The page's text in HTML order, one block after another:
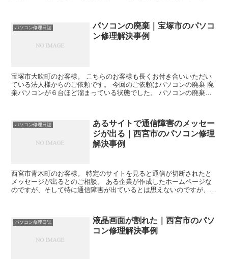
パソコン修理日誌
パソコンの廃棄｜宝塚市のパソコ
ン修理解決事例
宝塚市大吹町のお客様。 こちらのお客様も長くお付き合いいただい
ている法人様からのご依頼です。 今回のご依頼はパソコンの廃棄 廃
棄パソコンが６台ほど溜まっている状態でした。 パソコンの廃棄は
パソコン修理日誌
あるサイトで通信障害のメッセー
ジが出る｜西宮市のパソコン修理
解決事例
西宮市青木町のお客様。 特定のサイトを見ると通信が切断されたと
メッセージが出るとのご相談。 ある企業が作成したホームページな
のですが、そして特に通信障害が出ているとは思えないのですが、つ
パソコン修理日誌
液晶画面が割れた｜西宮市のパソ
コン修理解決事例